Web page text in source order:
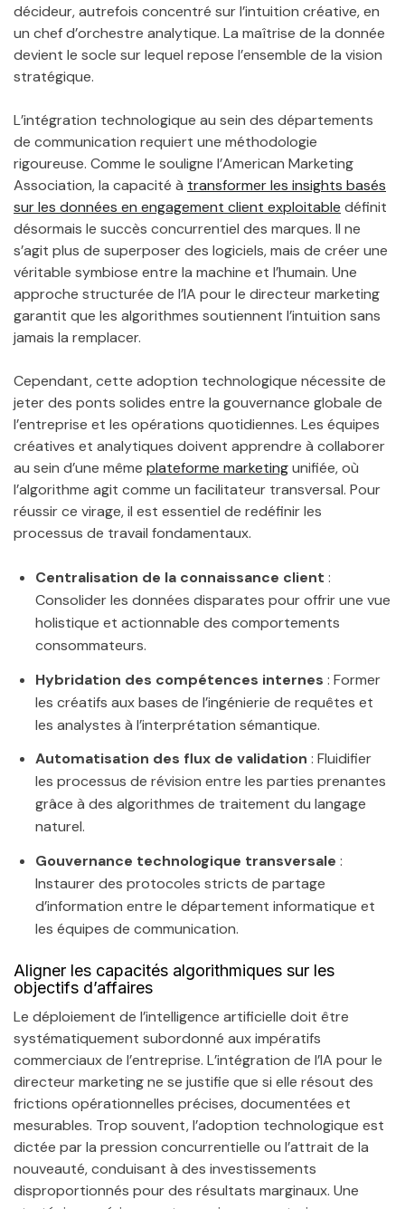
décideur, autrefois concentré sur l’intuition créative, en
un chef d’orchestre analytique. La maîtrise de la donnée
devient le socle sur lequel repose l’ensemble de la vision
stratégique.
L’intégration technologique au sein des départements
de communication requiert une méthodologie
rigoureuse. Comme le souligne l’American Marketing
Association, la capacité à transformer les insights basés
sur les données en engagement client exploitable définit
désormais le succès concurrentiel des marques. Il ne
s’agit plus de superposer des logiciels, mais de créer une
véritable symbiose entre la machine et l’humain. Une
approche structurée de l’IA pour le directeur marketing
garantit que les algorithmes soutiennent l’intuition sans
jamais la remplacer.
Cependant, cette adoption technologique nécessite de
jeter des ponts solides entre la gouvernance globale de
l’entreprise et les opérations quotidiennes. Les équipes
créatives et analytiques doivent apprendre à collaborer
au sein d’une même plateforme marketingunifiée, où
l’algorithme agit comme un facilitateur transversal. Pour
réussir ce virage, il est essentiel de redéfinir les
processus de travail fondamentaux.
Centralisation de la connaissance client :
Consolider les données disparates pour offrir une vue
holistique et actionnable des comportements
consommateurs.
Hybridation des compétences internes : Former
les créatifs aux bases de l’ingénierie de requêtes et
les analystes à l’interprétation sémantique.
Automatisation des flux de validation : Fluidifier
les processus de révision entre les parties prenantes
grâce à des algorithmes de traitement du langage
naturel.
Gouvernance technologique transversale :
Instaurer des protocoles stricts de partage
d’information entre le département informatique et
les équipes de communication.
Aligner les capacités algorithmiques sur les
objectifs d’affaires
Le déploiement de l’intelligence artificielle doit être
systématiquement subordonné aux impératifs
commerciaux de l’entreprise. L’intégration de l’IA pour le
directeur marketing ne se justifie que si elle résout des
frictions opérationnelles précises, documentées et
mesurables. Trop souvent, l’adoption technologique est
dictée par la pression concurrentielle ou l’attrait de la
nouveauté, conduisant à des investissements
disproportionnés pour des résultats marginaux. Une